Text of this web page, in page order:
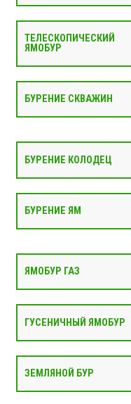
ТЕЛЕСКОПИЧЕСКИЙ
ЯМОБУР
БУРЕНИЕ СКВАЖИН
БУРЕНИЕ КОЛОДЕЦ
БУРЕНИЕ ЯМ
ЯМОБУР ГАЗ
ГУСЕНИЧНЫЙ ЯМОБУР
ЗЕМЛЯНОЙ БУР